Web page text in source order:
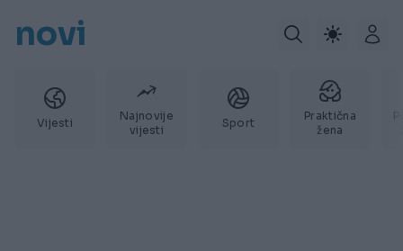
novi
Vijesti
Najnovije
vijesti
Sport
Praktična
žena